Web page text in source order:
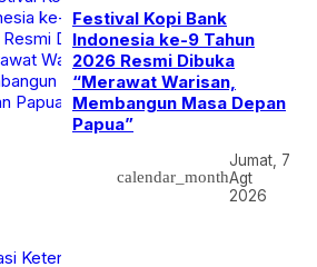
Festival Kopi Bank
Indonesia ke-9 Tahun
2026 Resmi Dibuka
“Merawat Warisan,
Membangun Masa Depan
Papua”
calendar_month
Jumat, 7
Agt
2026